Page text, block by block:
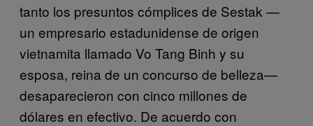
tanto los presuntos cómplices de Sestak —
un empresario estadunidense de origen
vietnamita llamado Vo Tang Binh y su
esposa, reina de un concurso de belleza—
desaparecieron con cinco millones de
dólares en efectivo. De acuerdo con